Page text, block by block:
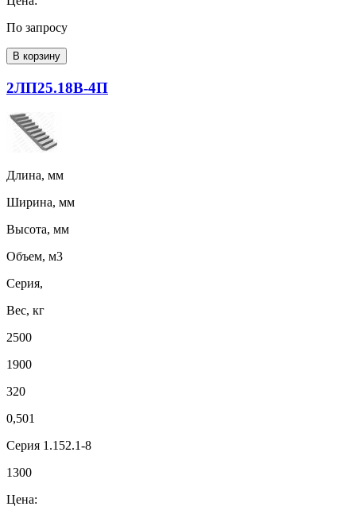
По запросу
В корзину
2ЛП25.18В-4П
Длина, мм
Ширина, мм
Высота, мм
Объем, м3
Серия,
Вес, кг
2500
1900
320
0,501
Серия 1.152.1-8
1300
Цена: